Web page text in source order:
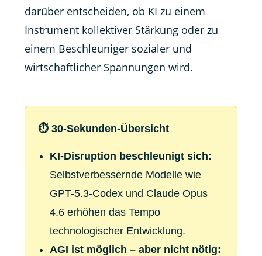
darüber entscheiden, ob KI zu einem
Instrument kollektiver Stärkung oder zu
einem Beschleuniger sozialer und
wirtschaftlicher Spannungen wird.
⏱️ 30-Sekunden-Übersicht
KI-Disruption beschleunigt sich:
Selbstverbessernde Modelle wie
GPT-5.3-Codex und Claude Opus
4.6 erhöhen das Tempo
technologischer Entwicklung.
AGI ist möglich – aber nicht nötig: